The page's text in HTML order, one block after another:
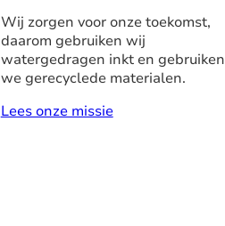
Wij zorgen voor onze toekomst,
daarom gebruiken wij
watergedragen inkt en gebruiken
we gerecyclede materialen.
Lees onze missie